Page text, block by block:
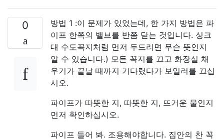
0
방법 1 :이 문제가 있었는데, 한 가지 방법은 파
이프 한쪽의 밸브를 반쯤 닫는 것입니다. 싱크
대 수도꼭지처럼 먼저 두드리면 무슨 뜻인지
알 수 있습니다.) 모든 꼭지를 끄고 화장실 채
우기가 끝날 때까지 기다렸다가 보일러를 끄십
시오.
파이프가 따뜻한 지, 따뜻한 지, 뜨거운 물인지
먼저 확인하십시오.
파이프 들어 봐. 조용해야합니다. 집안의 찬 꼭